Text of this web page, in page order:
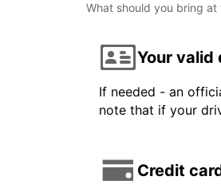
What should you bring at
Your valid
If needed - an
note that if your
Credit